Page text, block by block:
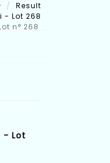
Result
- Lot 268
n° 268
- Lot